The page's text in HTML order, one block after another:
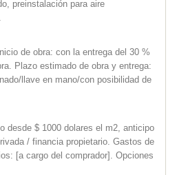
preinstalación para aire
de obra: con la entrega del 30 %
Plazo estimado de obra y entrega:
llave en mano/con posibilidad de
desde $ 1000 dolares el m2, anticipo
/ financia propietario. Gastos de
[a cargo del comprador]. Opciones